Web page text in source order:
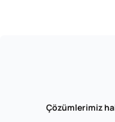
Çözümlerimiz